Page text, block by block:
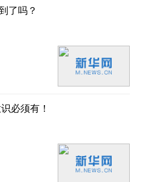
了吗？
必须有！